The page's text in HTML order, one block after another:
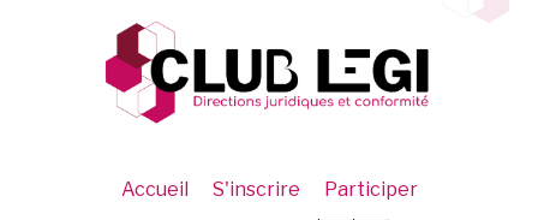
Accueil S'inscrire Participer